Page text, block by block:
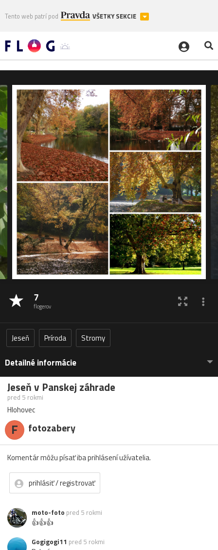
Tento web patrí pod VŠETKY SEKCIE
7
flogerov
Jeseň Príroda Stromy
Detailné informácie
Jeseň v Panskej záhrade
pred 5 rokmi
Hlohovec
F fotozabery
Komentár môžu písať iba prihlásení užívatelia.
prihlásiť / registrovať
moto-foto pred 5 rokmi
👍👍👍
Gogigogi11 pred 5 rokmi